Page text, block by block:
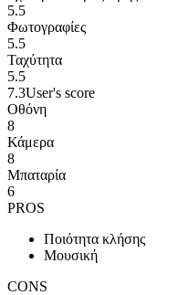
5.5
Φωτογραφίες
5.5
Ταχύτητα
5.5
7.3User's score
Οθόνη
8
Κάμερα
8
Μπαταρία
6
PROS
Ποιότητα κλήσης
Μουσική
CONS